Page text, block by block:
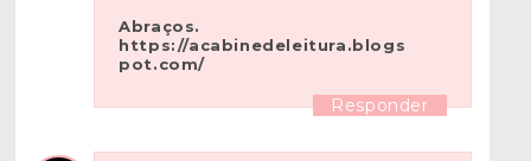
Abraços.
https://acabinedeleitura.blogs
pot.com/
Responder